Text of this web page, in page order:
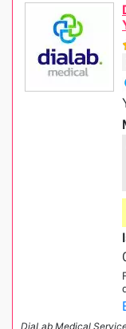
DiaLab Medical